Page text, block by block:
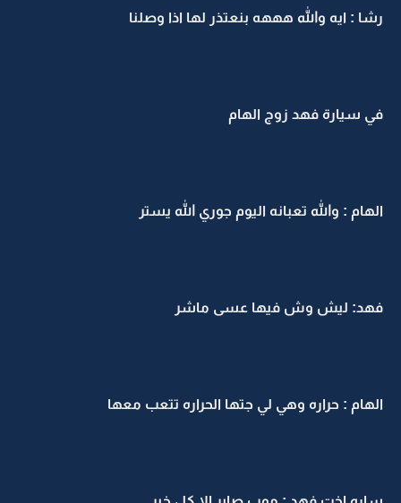
رشا : ايه والله هههه بنعتذر لها اذا وصلنا
في سيارة فهد زوج الهام
الهام : والله تعبانه اليوم جوري الله يستر
فهد: ليش وش فيها عسى ماشر
الهام : حراره وهي لي جتها الحراره تتعب معها